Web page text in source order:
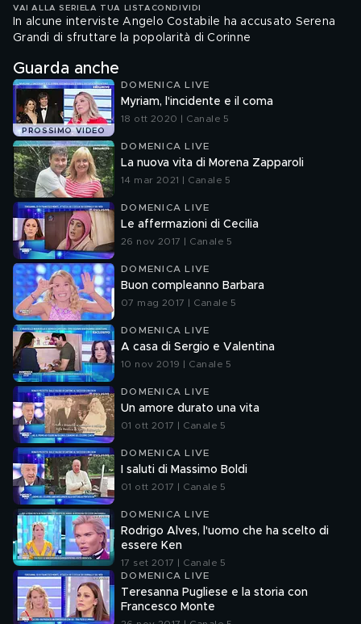
VAI ALLA SERIE LA TUA LISTA CONDIVIDI
In alcune interviste Angelo Costabile ha accusato Serena
Grandi di sfruttare la popolarità di Corinne
Guarda anche
PROSSIMO VIDEO
DOMENICA LIVE
Myriam, l'incidente e il coma
18 ott 2020 | Canale 5
DOMENICA LIVE
La nuova vita di Morena Zapparoli
14 mar 2021 | Canale 5
DOMENICA LIVE
Le affermazioni di Cecilia
26 nov 2017 | Canale 5
DOMENICA LIVE
Buon compleanno Barbara
07 mag 2017 | Canale 5
DOMENICA LIVE
A casa di Sergio e Valentina
10 nov 2019 | Canale 5
DOMENICA LIVE
Un amore durato una vita
01 ott 2017 | Canale 5
DOMENICA LIVE
I saluti di Massimo Boldi
01 ott 2017 | Canale 5
DOMENICA LIVE
Rodrigo Alves, l'uomo che ha scelto di
essere Ken
17 set 2017 | Canale 5
DOMENICA LIVE
Teresanna Pugliese e la storia con
Francesco Monte